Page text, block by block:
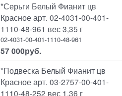
*Серьги Белый Фианит цв
Красное арт. 02-4031-00-401-
1110-48-961 вес 3,35 г
02-4031-00-401-1110-48-961
57 000руб.
*Подвеска Белый Фианит цв
Красное арт. 03-2757-00-401-
1110-48-252 вес 1,36 г